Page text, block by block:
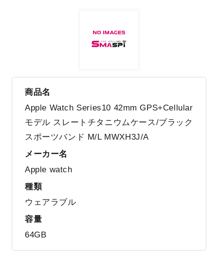
商品名
Apple Watch Series10 42mm GPS+Cellular
モデル スレートチタニウムケース/ブラック
スポーツバンド M/L MWXH3J/A
メーカー名
Apple watch
種類
ウェアラブル
容量
64GB